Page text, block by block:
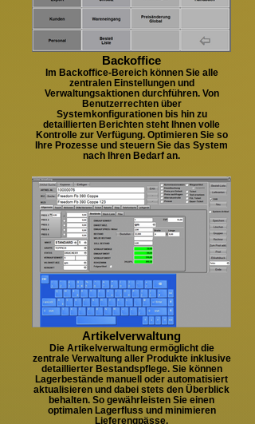
Backoffice
Im Backoffice-Bereich können Sie alle
zentralen Einstellungen und
Verwaltungsaktionen durchführen. Von
Benutzerrechten über
Systemkonfigurationen bis hin zu
detaillierten Berichten steht Ihnen volle
Kontrolle zur Verfügung. Optimieren Sie so
Ihre Prozesse und steuern Sie das System
nach Ihren Bedarf an.
Artikelverwaltung
Die Artikelverwaltung ermöglicht die
zentrale Verwaltung aller Produkte inklusive
detaillierter Bestandspflege. Sie können
Lagerbestände manuell oder automatisiert
aktualisieren und dabei stets den Überblick
behalten. So gewährleisten Sie einen
optimalen Lagerfluss und minimieren
Lieferengpässe.